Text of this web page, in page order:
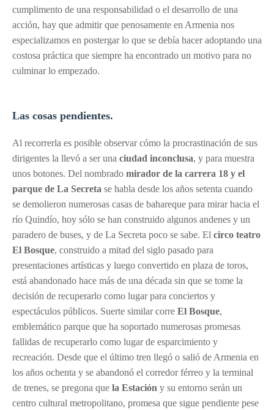
cumplimento de una responsabilidad o el desarrollo de una
acción, hay que admitir que penosamente en Armenia nos
especializamos en postergar lo que se debía hacer adoptando una
costosa práctica que siempre ha encontrado un motivo para no
culminar lo empezado.
Las cosas pendientes.
Al recorrerla es posible observar cómo la procrastinación de sus
dirigentes la llevó a ser una ciudad inconclusa, y para muestra
unos botones. Del nombrado mirador de la carrera 18 y el
parque de La Secreta se habla desde los años setenta cuando
se demolieron numerosas casas de bahareque para mirar hacia el
río Quindío, hoy sólo se han construido algunos andenes y un
paradero de buses, y de La Secreta poco se sabe. El circo teatro
El Bosque, construido a mitad del siglo pasado para
presentaciones artísticas y luego convertido en plaza de toros,
está abandonado hace más de una década sin que se tome la
decisión de recuperarlo como lugar para conciertos y
espectáculos públicos. Suerte similar corre El Bosque,
emblemático parque que ha soportado numerosas promesas
fallidas de recuperarlo como lugar de esparcimiento y
recreación. Desde que el último tren llegó o salió de Armenia en
los años ochenta y se abandonó el corredor férreo y la terminal
de trenes, se pregona que la Estación y su entorno serán un
centro cultural metropolitano, promesa que sigue pendiente pese